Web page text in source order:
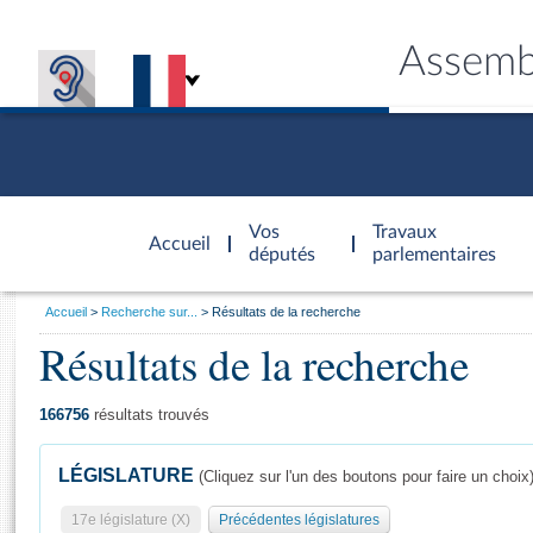
Accueil
d'accueil
Vos
députés
Travaux
parlementaires
Général
Vous
Accueil Recherche sur... Résultats de la recherche
Résultats de la recherche
166756 résultats trouvés
LÉGISLATURE (Cliquez sur l'un des boutons pour faire un choix)
17e législature (X) Précédentes législatures